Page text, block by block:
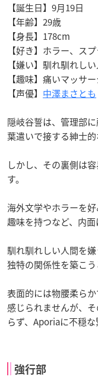
【誕生日】9月19日
【年齢】29歳
【身長】178cm
【好き】ホラー、ス
【嫌い】馴れ馴れし
【趣味】痛いマッサ
【声優】 中澤まさとも
隠岐谷誓は、管理部
葉遣いで接する紳士的
しかし、その裏側は
す。
海外文学やホラーを
趣味を持つなど、内面
馴れ馴れしい人間を
独特の関係性を築こう
表面的には物腰柔ら
感じられませんが、
らず、Aporiaに不穏
強行部